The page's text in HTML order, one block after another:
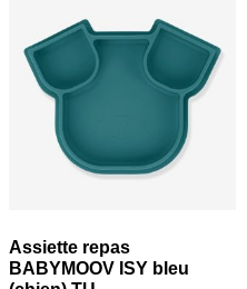
Assiette repas
BABYMOOV ISY bleu